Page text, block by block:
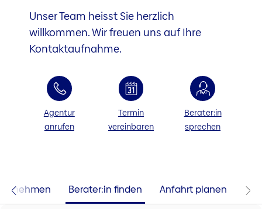
Unser Team heisst Sie herzlich
willkommen. Wir freuen uns auf Ihre
Kontaktaufnahme.
Agentur
anrufen
Termin
vereinbaren
Berater:in
sprechen
Berater:in finden Anfahrt planen